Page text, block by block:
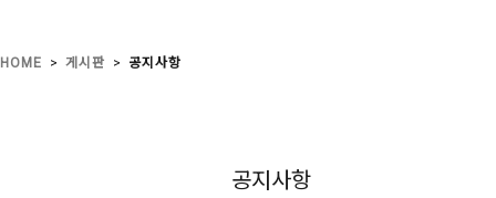
HOME > 게시판 > 공지사항
공지사항